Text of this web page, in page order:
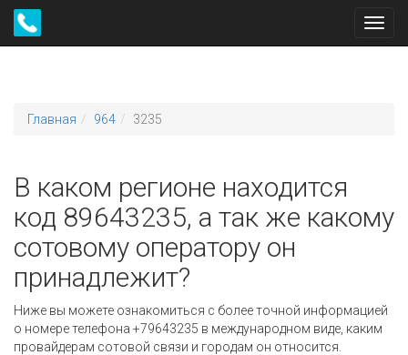
Главная 964 3235
В каком регионе находится
код 89643235, а так же какому
сотовому оператору он
принадлежит?
Ниже вы можете ознакомиться с более точной информацией
о номере телефона +79643235 в международном виде, каким
провайдерам сотовой связи и городам он относится.